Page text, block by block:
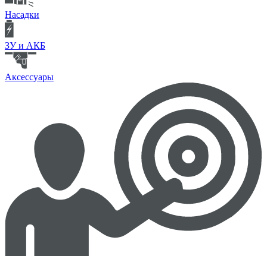
Насадки
ЗУ и АКБ
Аксессуары